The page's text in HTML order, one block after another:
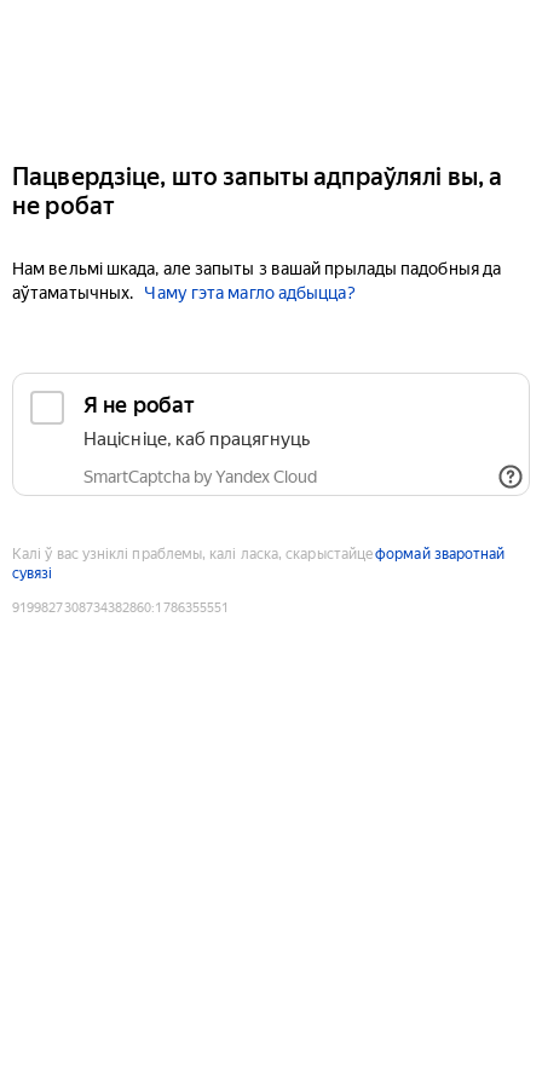
Пацвердзіце, што запыты адпраўлялі вы, а
не робат
Нам вельмі шкада, але запыты з вашай прылады падобныя да
аўтаматычных.
Чаму гэта магло адбыцца?
Я не робат
Націсніце, каб працягнуць
SmartCaptcha by Yandex Cloud
Калі ў вас узніклі праблемы, калі ласка, скарыстайцеформай зваротнай
сувязі
9199827308734382860:1786355551